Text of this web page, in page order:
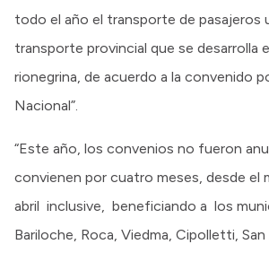
todo el año el transporte de pasajeros
transporte provincial que se desarrolla
rionegrina, de acuerdo a la convenido
Nacional”.
“Este año, los convenios no fueron
convienen por cuatro meses, desde el
abril inclusive, beneficiando a los
Bariloche, Roca, Viedma, Cipolletti,